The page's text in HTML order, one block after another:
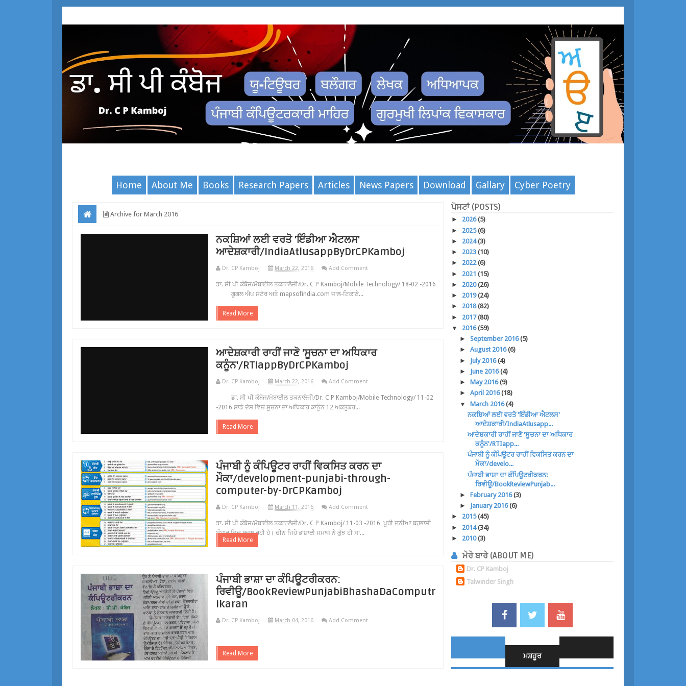
Home About Me Books Research Papers Articles News Papers Download Gallary Cyber Poetry
Archive for March 2016
ਨਕਸ਼ਿਆਂ ਲਈ ਵਰਤੋ 'ਇੰਡੀਆ ਐਟਲਸ'
ਆਦੇਸ਼ਕਾਰੀ/IndiaAtlusappByDrCPKamboj
Dr. CP Kamboj March 22, 2016 Add Comment
ਡਾ. ਸੀ ਪੀ ਕੰਬੋਜ/ਮੋਬਾਈਲ ਤਕਨਾਲੋਜੀ/Dr. C P Kamboj/Mobile Technology/ 18-02 -2016
ਗੂਗਲ ਐਪ ਸਟੋਰ ਅਤੇ mapsofindia.com ਜਾਲ-ਟਿਕਾਣੇ...
Read More
ਆਦੇਸ਼ਕਾਰੀ ਰਾਹੀਂ ਜਾਣੋ 'ਸੂਚਨਾ ਦਾ ਅਧਿਕਾਰ
ਕਨੂੰਨ'/RTIappByDrCPKamboj
Dr. CP Kamboj March 22, 2016 Add Comment
ਡਾ. ਸੀ ਪੀ ਕੰਬੋਜ/ਮੋਬਾਈਲ ਤਕਨਾਲੋਜੀ/Dr. C P Kamboj/Mobile Technology/ 11-02
-2016 ਸਾਡੇ ਦੇਸ਼ ਵਿਚ ਸੂਚਨਾ ਦਾ ਅਧਿਕਾਰ ਕਾਨੂੰਨ 12 ਅਕਤੂਬਰ...
Read More
ਪੰਜਾਬੀ ਨੂੰ ਕੰਪਿਊਟਰ ਰਾਹੀਂ ਵਿਕਸਿਤ ਕਰਨ ਦਾ
ਮੌਕਾ/development-punjabi-through-
computer-by-DrCPKamboj
Dr. CP Kamboj March 11, 2016 Add Comment
ਡਾ. ਸੀ ਪੀ ਕੰਬੋਜ/ਮੋਬਾਈਲ ਤਕਨਾਲੋਜੀ/Dr. C P Kamboj/ 11-03 -2016 ਪੂਰੀ ਦੁਨੀਆ ਬਹੁਭਾਸ਼ੀ
ਸੰਸਾਰ ਵਿਚ ਬਦਲ ਰਹੀ ਹੈ। ਚੀਨ ਜਿਹੇ ਭਾਸ਼ਾਈ ਸਮਾਜ ਨੇ ਕੁੱਝ ਹੀ ਸਾ...
Read More
ਪੰਜਾਬੀ ਭਾਸ਼ਾ ਦਾ ਕੰਪਿਊਟਰੀਕਰਨ:
ਰਿਵੀਊ/BookReviewPunjabiBhashaDaComputr
ikaran
Dr. CP Kamboj March 04, 2016 Add Comment
Read More
ਪੋਸਟਾਂ (POSTS)
► 2026(5)
► 2025(6)
► 2024(3)
► 2023 (10)
► 2022(6)
► 2021 (15)
► 2020(26)
► 2019(24)
► 2018(82)
► 2017(80)
▼ 2016(59)
► September 2016(5)
► August 2016(6)
► July 2016(4)
►
June 2016(4)
► May 2016(9)
► April 2016(18)
▼ March 2016(4)
ਨਕਸ਼ਿਆਂ ਲਈ ਵਰਤੋ 'ਇੰਡੀਆ ਐਟਲਸ'
ਆਦੇਸ਼ਕਾਰੀ/IndiaAtlusapp...
ਆਦੇਸ਼ਕਾਰੀ ਰਾਹੀਂ ਜਾਣੋ 'ਸੂਚਨਾ ਦਾ ਅਧਿਕਾਰ
ਕਨੂੰਨ'/RTIapp...
ਪੰਜਾਬੀ ਨੂੰ ਕੰਪਿਊਟਰ ਰਾਹੀਂ ਵਿਕਸਿਤ ਕਰਨ ਦਾ
ਮੌਕਾ/develo...
ਪੰਜਾਬੀ ਭਾਸ਼ਾ ਦਾ ਕੰਪਿਊਟਰੀਕਰਨ:
ਰਿਵੀਊ/BookReviewPunjab...
► February 2016(3)
►
January 2016(6)
► 2015(45)
► 2014(34)
► 2010(3)
ਮੇਰੇ ਬਾਰੇ (ABOUT ME)
Dr. CP Kamboj
Talwinder Singh
ਮਸ਼ਹੂਰ